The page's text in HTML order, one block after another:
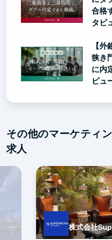
合格
タビ
【外
狭き
に内
ビュ
その他のマーケティ
求人
株式会社